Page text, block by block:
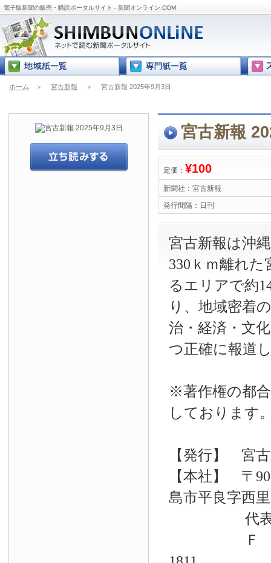
電子版新聞の販売・購読ポータルサイト - 新聞オンライン.COM
ホーム ＞ 宮古新報 ＞ 宮古新報 2025年9月3日
宮古新報
定価： ¥100
新聞社： 宮古新報
発行間隔： 日刊
宮古新報は沖
330ｋｍ離れ
るエリアで約
り、地域密着
治・経済・文
つ正確に報道
※著作権の都
しております
【発行】 宮
【本社】 〒
島市平良字西
代表電話
Ｆ Ａ